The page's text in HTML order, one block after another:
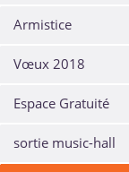
Armistice
Vœux 2018
Espace Gratuité
sortie music-hall